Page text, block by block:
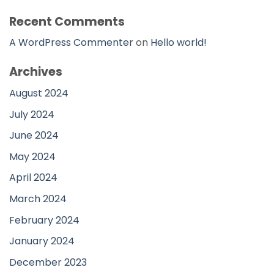
Recent Comments
A WordPress Commenteron Hello world!
Archives
August 2024
July 2024
June 2024
May 2024
April 2024
March 2024
February 2024
January 2024
December 2023